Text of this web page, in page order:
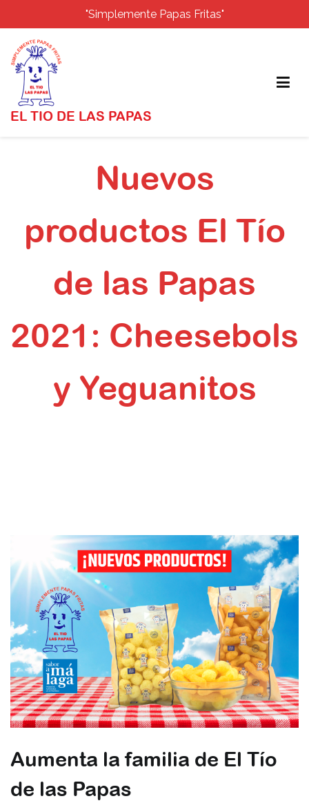
"Simplemente Papas Fritas"
EL TIO DE LAS PAPAS
Nuevos
productos El Tío
de las Papas
2021: Cheesebols
y Yeguanitos
Aumenta la familia de El Tío
de las Papas